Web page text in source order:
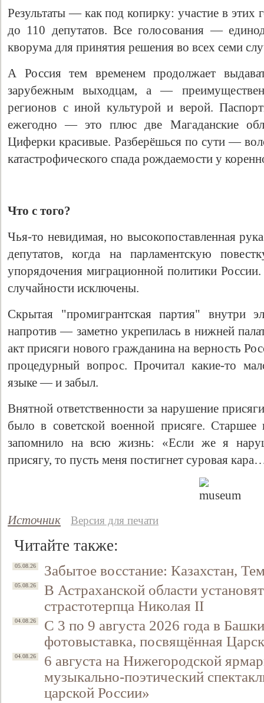
Результаты — как под копирку: участие в этих
до 110 депутатов. Все голосования —
кворума для принятия решения во всех семи
А Россия тем временем продолжает
зарубежным выходцам, а —
регионов с иной культурой и верой.
ежегодно — это плюс две Магаданские
Циферки красивые. Разберёшься по сути —
катастрофического спада рождаемости у
Что с того?
Чья-то невидимая, но высокопоставленная
депутатов, когда на парламентскую
упорядочения миграционной политики
случайности исключены.
Скрытая "промигрантская партия" внутри
напротив — заметно укрепилась в нижней
акт присяги нового гражданина на верность
процедурный вопрос. Прочитал какие-то
языке — и забыл.
Внятной ответственности за нарушение
было в советской военной присяге. Старшее
запомнило на всю жизнь: «Если же я
присягу, то пусть меня постигнет суровая
Источник Версия для печати
Читайте также:
05.08.26 Забытое восстание: Казахстан,
05.08.26
В Астраханской области
страстотерпца Николая II
04.08.26
С 3 по 9 августа 2026 года в
фотовыставка, посвящённая
04.08.26
6 августа на Нижегородской
музыкально-поэтический
царской России»